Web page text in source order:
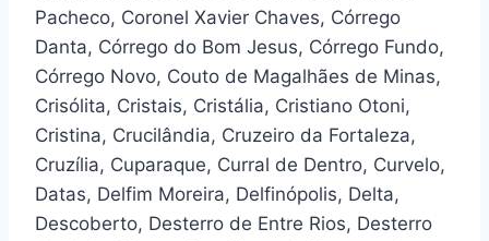
Pacheco, Coronel Xavier Chaves, Córrego
Danta, Córrego do Bom Jesus, Córrego Fundo,
Córrego Novo, Couto de Magalhães de Minas,
Crisólita, Cristais, Cristália, Cristiano Otoni,
Cristina, Crucilândia, Cruzeiro da Fortaleza,
Cruzília, Cuparaque, Curral de Dentro, Curvelo,
Datas, Delfim Moreira, Delfinópolis, Delta,
Descoberto, Desterro de Entre Rios, Desterro